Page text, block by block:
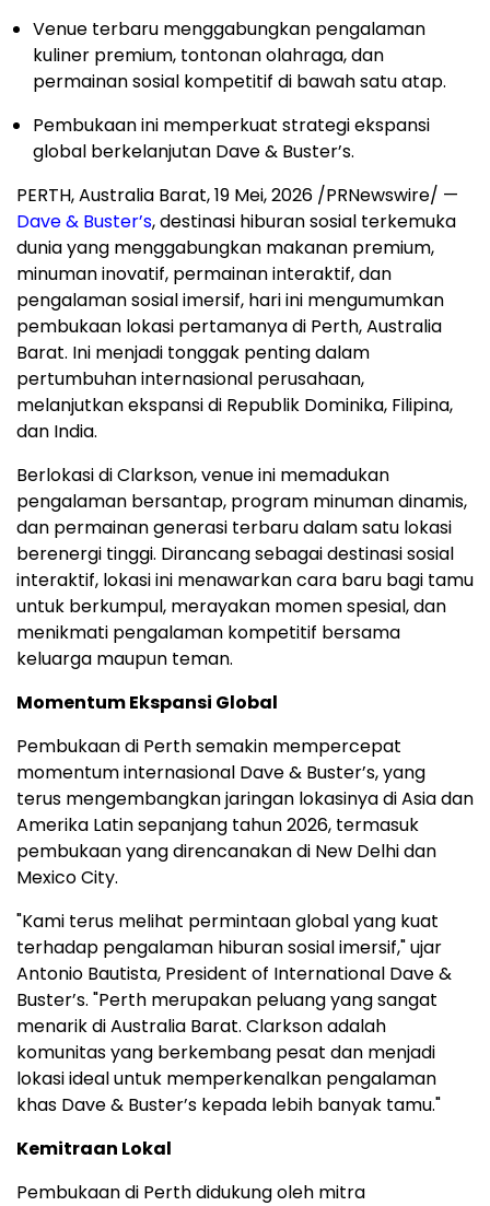
Venue terbaru menggabungkan pengalaman
kuliner premium, tontonan olahraga, dan
permainan sosial kompetitif di bawah satu atap.
Pembukaan ini memperkuat strategi ekspansi
global berkelanjutan Dave & Buster’s.
PERTH, Australia Barat,19 Mei, 2026 /PRNewswire/ —
Dave & Buster’s, destinasi hiburan sosial terkemuka
dunia yang menggabungkan makanan premium,
minuman inovatif, permainan interaktif, dan
pengalaman sosial imersif, hari ini mengumumkan
pembukaan lokasi pertamanya di Perth, Australia
Barat. Ini menjadi tonggak penting dalam
pertumbuhan internasional perusahaan,
melanjutkan ekspansi di Republik Dominika, Filipina,
dan India.
Berlokasi di Clarkson, venue ini memadukan
pengalaman bersantap, program minuman dinamis,
dan permainan generasi terbaru dalam satu lokasi
berenergi tinggi. Dirancang sebagai destinasi sosial
interaktif, lokasi ini menawarkan cara baru bagi tamu
untuk berkumpul, merayakan momen spesial, dan
menikmati pengalaman kompetitif bersama
keluarga maupun teman.
Momentum Ekspansi Global
Pembukaan di Perth semakin mempercepat
momentum internasional Dave & Buster’s, yang
terus mengembangkan jaringan lokasinya di Asia dan
Amerika Latin sepanjang tahun 2026, termasuk
pembukaan yang direncanakan di New Delhi dan
Mexico City.
"Kami terus melihat permintaan global yang kuat
terhadap pengalaman hiburan sosial imersif," ujar
Antonio Bautista, President of International Dave &
Buster’s. "Perth merupakan peluang yang sangat
menarik di Australia Barat. Clarkson adalah
komunitas yang berkembang pesat dan menjadi
lokasi ideal untuk memperkenalkan pengalaman
khas Dave & Buster’s kepada lebih banyak tamu."
Kemitraan Lokal
Pembukaan di Perth didukung oleh mitra